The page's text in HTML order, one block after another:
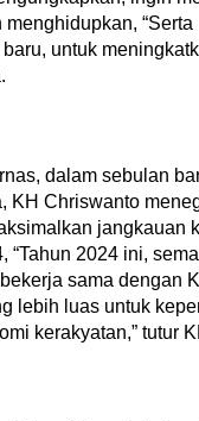
“Serta
untuk
dalam sebulan
KH Chriswanto
jangkauan
“Tahun 2024 ini,
sama dengan
lebih luas untuk
kerakyatan,” tutur